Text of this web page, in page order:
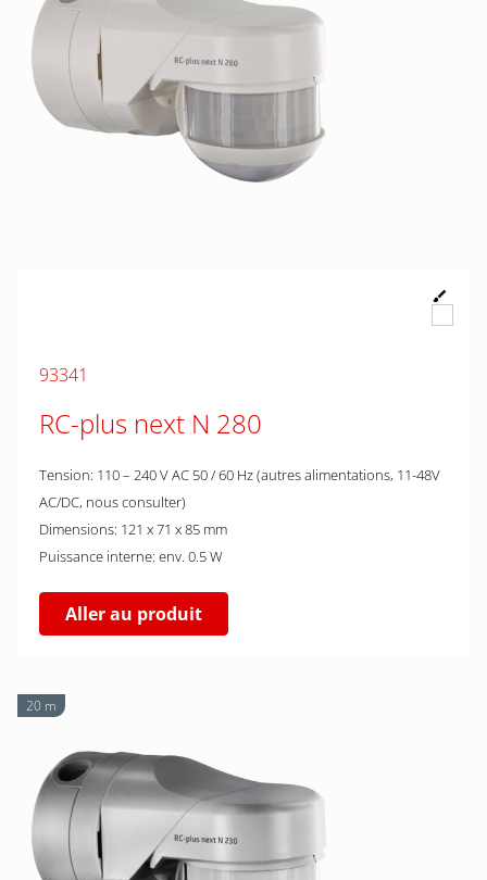
93341
RC-plus next N 280
Tension: 110 – 240 V AC 50 / 60 Hz (autres alimentations, 11-48V
AC/DC, nous consulter)
Dimensions: 121 x 71 x 85 mm
Puissance interne: env. 0.5 W
Aller au produit
20 m